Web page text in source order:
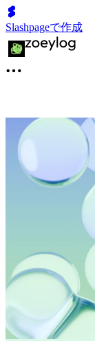
Slashpageで作成